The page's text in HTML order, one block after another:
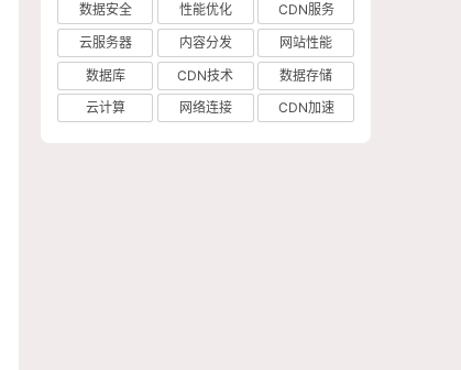
数据安全
性能优化
CDN服务
云服务器
内容分发
网站性能
数据库
CDN技术
数据存储
云计算
网络连接 CDN加速